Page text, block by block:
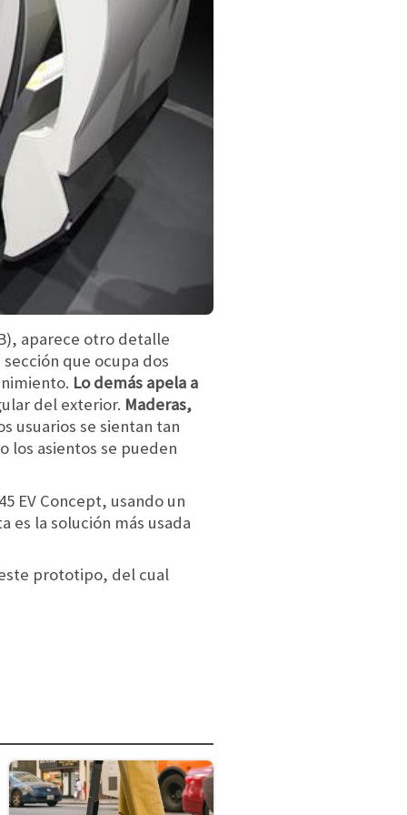
aparece otro detalle
que ocupa dos
Lo demás apela a
del exterior. Maderas,
usuarios se sientan tan
los asientos se pueden
EV Concept, usando un
es la solución más usada
prototipo, del cual